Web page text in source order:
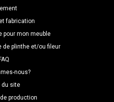
fabrication
pour mon meuble
de plinthe et/ou fileur
nous?
du site
production